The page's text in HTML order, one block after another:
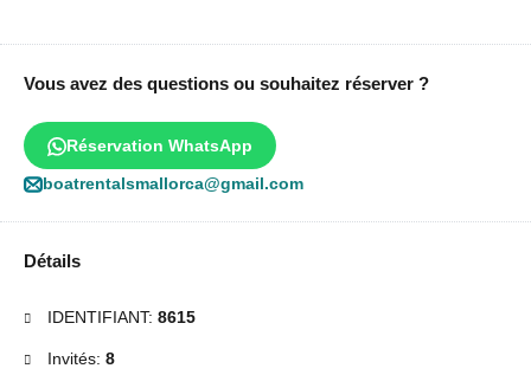
Vous avez des questions ou souhaitez réserver ?
Réservation WhatsApp
boatrentalsmallorca@gmail.com
Détails
IDENTIFIANT: 8615
Invités: 8